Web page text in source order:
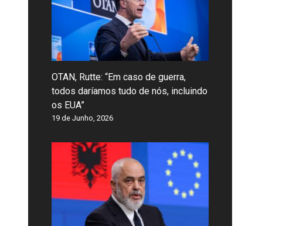
OTAN, Rutte: “Em caso de guerra,
todos daríamos tudo de nós, incluindo
os EUA”
19 de Junho, 2026